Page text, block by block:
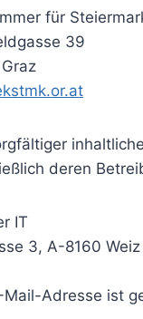
für
39
deren
IT
3, A-8160 Weiz
Mail-Adresse ist